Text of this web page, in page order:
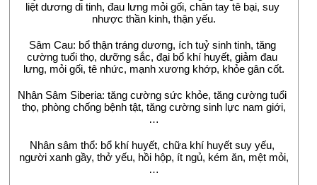
liệt dương di tinh, đau lưng mỏi gối, chân tay tê bại, suy
nhược thần kinh, thận yếu.
Sâm Cau: bổ thận tráng dương, ích tuỷ sinh tinh, tăng
cường tuổi thọ, dưỡng sắc, đại bổ khí huyết, giảm đau
lưng, mỏi gối, tê nhức, mạnh xương khớp, khỏe gân cốt.
Nhân Sâm Siberia: tăng cường sức khỏe, tăng cường tuổi
thọ, phòng chống bệnh tật, tăng cường sinh lực nam giới,
…
Nhân sâm thổ: bổ khí huyết, chữa khí huyết suy yếu,
người xanh gầy, thở yếu, hồi hộp, ít ngủ, kém ăn, mệt mỏi,
…